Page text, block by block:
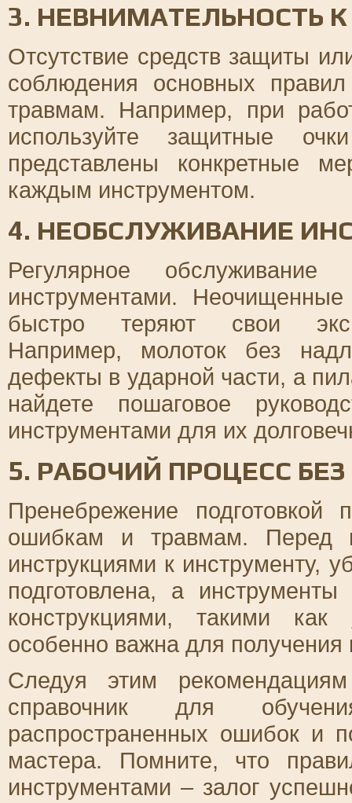
3. НЕВНИМАТЕЛЬНОСТЬ
Отсутствие средств защиты
соблюдения основных
травмам. Например, при
используйте защитные
представлены конкретные
каждым инструментом.
4. НЕОБСЛУЖИВАНИЕ
Регулярное
инструментами.
быстро теряют свои
Например, молоток без
дефекты в ударной части, а
найдете пошаговое
инструментами для их
5. РАБОЧИЙ ПРОЦЕСС
Пренебрежение подготовкой
ошибкам и травмам. Перед
инструкциями к инструменту,
подготовлена, а
конструкциями, такими как
особенно важна для получения
Следуя этим
справочник для
распространенных ошибок и
мастера. Помните, что
инструментами – залог